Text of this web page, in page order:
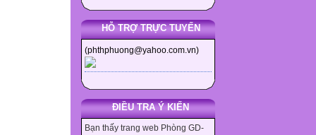
HỖ TRỢ TRỰC TUYẾN
(phthphuong@yahoo.com.vn)
ĐIỀU TRA Ý KIẾN
Bạn thấy trang web Phòng GD-